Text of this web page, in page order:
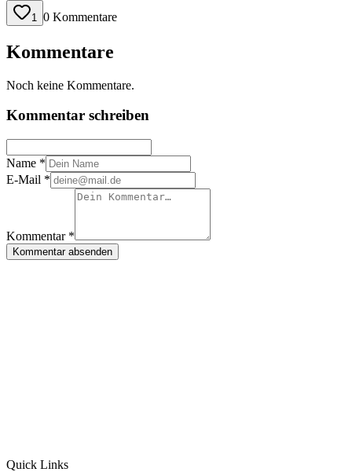
1 0 Kommentare
Kommentare
Noch keine Kommentare.
Kommentar schreiben
Name *
E-Mail *
Kommentar *
Kommentar absenden
Quick Links